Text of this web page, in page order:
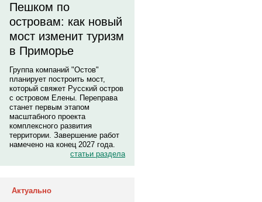
Пешком по
островам: как новый
мост изменит туризм
в Приморье
Группа компаний "Остов"
планирует построить мост,
который свяжет Русский остров
с островом Елены. Переправа
станет первым этапом
масштабного проекта
комплексного развития
территории. Завершение работ
намечено на конец 2027 года.
статьи раздела
Актуально